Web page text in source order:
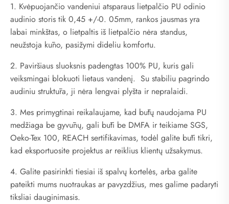
1. Kvėpuojančio vandeniui atsparaus lietpalčio PU odinio
audinio storis tik 0,45 +/-0. 05mm, rankos jausmas yra
labai minkštas, o lietpaltis iš lietpalčio nėra standus,
neužstoja kūno, pasižymi dideliu komfortu.
2. Paviršiaus sluoksnis padengtas 100% PU, kuris gali
veiksmingai blokuoti lietaus vandenį. Su stabiliu pagrindo
audiniu struktūra, ji nėra lengvai plyšta ir nepralaidi.
3. Mes primygtinai reikalaujame, kad būtų naudojama PU
medžiaga be gyvūnų, gali būti be DMFA ir teikiame SGS,
Oeko-Tex 100, REACH sertifikavimas, todėl galite būti tikri,
kad eksportuosite projektus ar reiklius klientų užsakymus.
4. Galite pasirinkti tiesiai iš spalvų kortelės, arba galite
pateikti mums nuotraukas ar pavyzdžius, mes galime padaryti
tiksliai dauginimasis.